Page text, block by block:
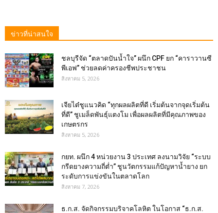
ข่าวที่น่าสนใจ
ชลบุรีจัด “ตลาดปันน้ำใจ” ผนึก CPF ยก “คาราวานซี
พีเอฟ” ช่วยลดค่าครองชีพประชาชน
สิงหาคม 5, 2026
เจียไต๋ชูแนวคิด “ทุกผลผลิตที่ดี เริ่มต้นจากจุดเริ่มต้น
ที่ดี” ชูเมล็ดพันธุ์แตงโม เพื่อผลผลิตที่มีคุณภาพของ
เกษตรกร
สิงหาคม 5, 2026
กยท. ผนึก 4 หน่วยงาน 3 ประเทศ ลงนามวิจัย “ระบบ
กรีดยางความถี่ต่ำ” ชูนวัตกรรมแก้ปัญหาน้ำยาง ยก
ระดับการแข่งขันในตลาดโลก
สิงหาคม 7, 2026
ธ.ก.ส. จัดกิจกรรมบริจาคโลหิต ในโอกาส “ธ.ก.ส.